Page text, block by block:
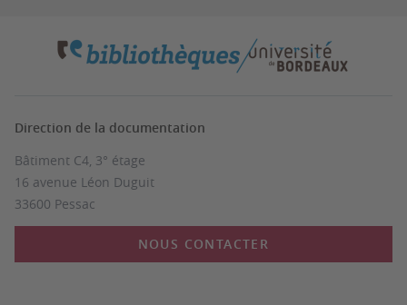
Direction de la documentation
Bâtiment C4, 3° étage
16 avenue Léon Duguit
33600 Pessac
NOUS CONTACTER